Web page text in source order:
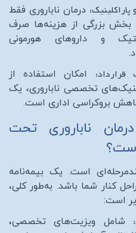
درمان ناباروری فقط
بخش بزرگی از هزینه‌ها صرف
و داروهای هورمونی
امکان استفاده از
تخصصی ناباروری، یک
بروکراسی اداری است.
ناباروری تحت
است. یک بیمه‌نامه
کنار شما باشد. به‌طور کلی،
است:
شامل ویزیت‌های تخصصی،